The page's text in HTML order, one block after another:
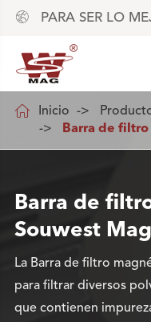
 PARA SER LO
 Inicio
Barra de
Barra de
Souwest
La Barra de filtro
para filtrar diversos
que contienen